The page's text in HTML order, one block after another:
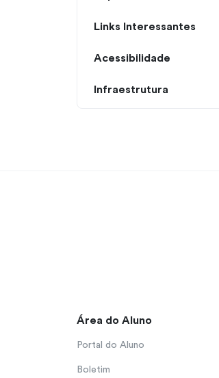
Links Interessantes
Acessibilidade
Infraestrutura
Área do Aluno
Portal do Aluno
Boletim